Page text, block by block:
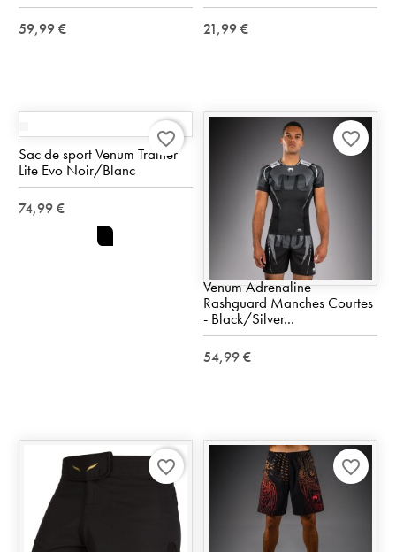
59,99 € 21,99 €
Sac de sport Venum Trainer
Lite Evo Noir/Blanc
74,99 €
favorite_border
Venum Adrenaline
Rashguard Manches Courtes
- Black/Silver...
54,99 €
favorite_border
favorite_border favorite_border